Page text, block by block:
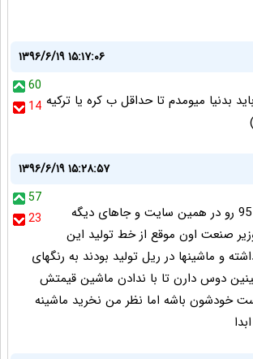
۱۳۹۶/۶/۱۹ ۱۵:۱۷:۰۶
60
14 باید بدنیا میومدم تا حداقل ب کره یا ترکیه
۱۳۹۶/۶/۱۹ ۱۵:۲۸:۵۷
57
23
خبرهای بهمن 95 رو در همین سایت و جاهای دیگه
صنعت اون موقع از خط تولید این
و ماشینها در ریل تولید بودند به رنگهای
دوس دارن تا با ندادن ماشین قیمتش
دست خودشون باشه اما نظر من نخرید ماشینه